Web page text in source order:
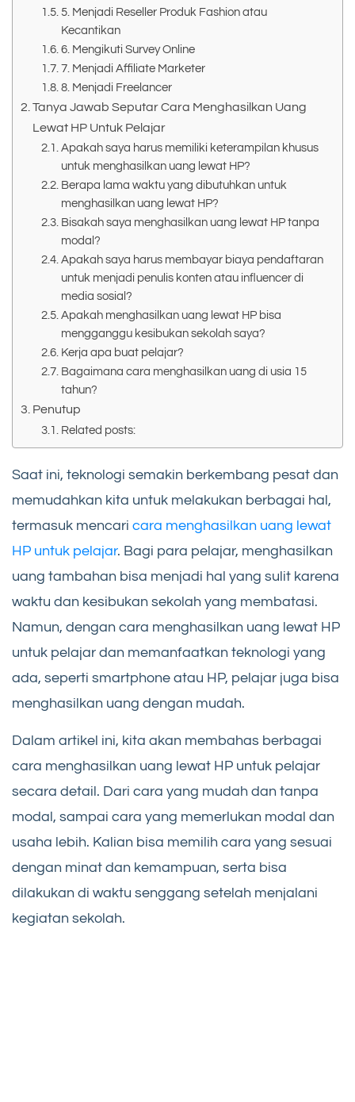
5. Menjadi Reseller Produk Fashion atau
Kecantikan
6. Mengikuti Survey Online
7. Menjadi Affiliate Marketer
8. Menjadi Freelancer
Tanya Jawab Seputar Cara Menghasilkan Uang
Lewat HP Untuk Pelajar
Apakah saya harus memiliki keterampilan khusus
untuk menghasilkan uang lewat HP?
Berapa lama waktu yang dibutuhkan untuk
menghasilkan uang lewat HP?
Bisakah saya menghasilkan uang lewat HP tanpa
modal?
Apakah saya harus membayar biaya pendaftaran
untuk menjadi penulis konten atau influencer di
media sosial?
Apakah menghasilkan uang lewat HP bisa
mengganggu kesibukan sekolah saya?
Kerja apa buat pelajar?
Bagaimana cara menghasilkan uang di usia 15
tahun?
Penutup
Related posts:
Saat ini, teknologi semakin berkembang pesat dan
memudahkan kita untuk melakukan berbagai hal,
termasuk mencari cara menghasilkan uang lewat
HP untuk pelajar. Bagi para pelajar, menghasilkan
uang tambahan bisa menjadi hal yang sulit karena
waktu dan kesibukan sekolah yang membatasi.
Namun, dengan cara menghasilkan uang lewat HP
untuk pelajar dan memanfaatkan teknologi yang
ada, seperti smartphone atau HP, pelajar juga bisa
menghasilkan uang dengan mudah.
Dalam artikel ini, kita akan membahas berbagai
cara menghasilkan uang lewat HP untuk pelajar
secara detail. Dari cara yang mudah dan tanpa
modal, sampai cara yang memerlukan modal dan
usaha lebih. Kalian bisa memilih cara yang sesuai
dengan minat dan kemampuan, serta bisa
dilakukan di waktu senggang setelah menjalani
kegiatan sekolah.